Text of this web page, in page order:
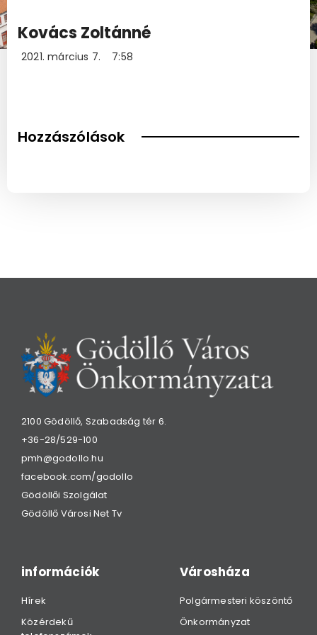
Kovács Zoltánné
2021. március 7. 7:58
Hozzászólások
2100 Gödöllő, Szabadság tér 6.
+36-28/529-100
pmh@godollo.hu
facebook.com/godollo
Gödöllői Szolgálat
Gödöllő Városi Net Tv
információk
Hírek
Közérdekű
Városháza
Polgármesteri köszöntő
Önkormányzat